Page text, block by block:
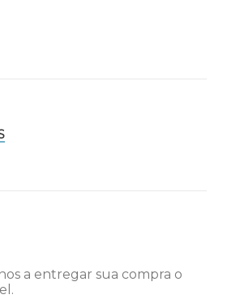
a entregar sua compra o